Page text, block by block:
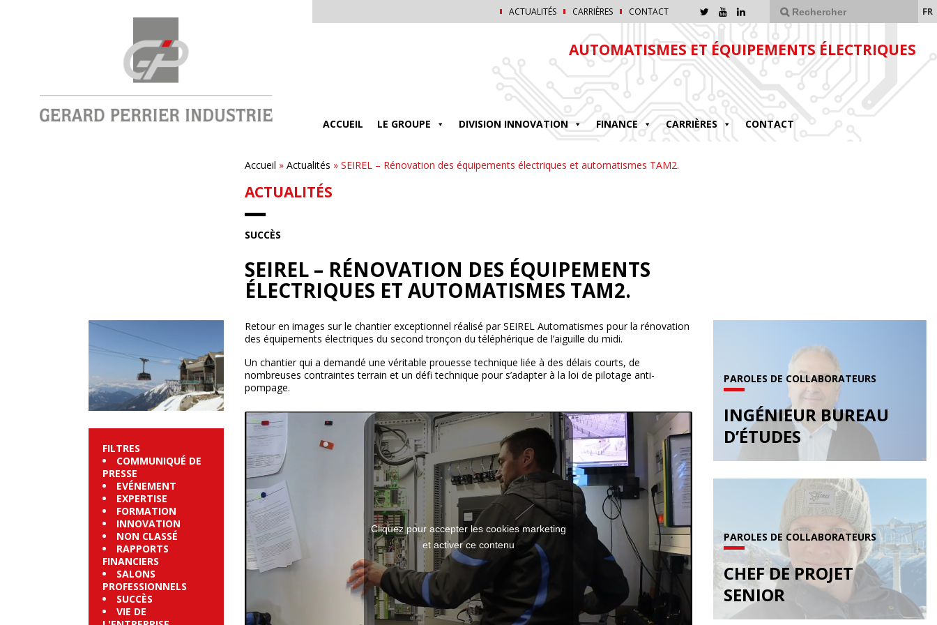
ACTUALITÉS CARRIÈRES CONTACT FR
AUTOMATISMES ET ÉQUIPEMENTS ÉLECTRIQUES
ACCUEIL LE GROUPE DIVISION INNOVATION FINANCE CARRIÈRES CONTACT
Accueil » Actualités » SEIREL – Rénovation des équipements électriques et automatismes TAM2.
ACTUALITÉS
SUCCÈS
SEIREL – RÉNOVATION DES ÉQUIPEMENTS
ÉLECTRIQUES ET AUTOMATISMES TAM2.
FILTRES
COMMUNIQUÉ DE
PRESSE
EVÉNEMENT
EXPERTISE
FORMATION
INNOVATION
NON CLASSÉ
RAPPORTS
FINANCIERS
SALONS
PROFESSIONNELS
SUCCÈS
VIE DE
Retour en images sur le chantier exceptionnel réalisé parSEIREL Automatismes pour la rénovation
des équipements électriques du second tronçon du téléphérique de l’aiguille du midi.
Un chantier qui a demandé une véritable prouesse technique liée à des délais courts, de
nombreuses contraintes terrain et un défi technique pour s’adapter à la loi de pilotage anti-
pompage.
Cliquez pour accepter les cookies marketing
et activer ce contenu
PAROLES DE COLLABORATEURS
INGÉNIEUR BUREAU
D’ÉTUDES
PAROLES DE COLLABORATEURS
CHEF DE PROJET
SENIOR